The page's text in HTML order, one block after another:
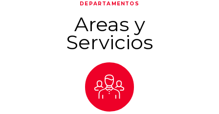
DEPARTAMENTOS
Areas y
Servicios